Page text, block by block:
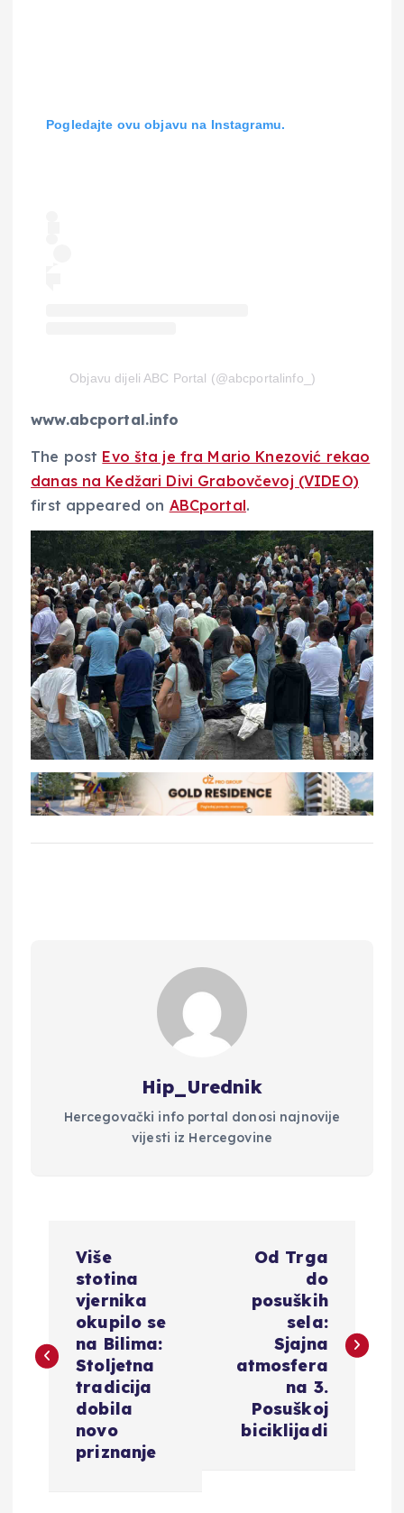
Pogledajte ovu objavu na Instagramu.
Objavu dijeli ABC Portal (@abcportalinfo_)
www.abcportal.info
The post Evo šta je fra Mario Knezović rekao
danas na Kedžari Divi Grabovčevoj (VIDEO)
first appeared on ABCportal.
Hip_Urednik
Hercegovački info portal donosi najnovije
vijesti iz Hercegovine
i
Više
stotina
vjernika
okupilo se
na Bilima:
Stoljetna
tradicija
dobila
novo
priznanje
Od Trga
do
posuških
sela:
Sjajna
atmosfera
na 3.
Posuškoj
biciklijadi